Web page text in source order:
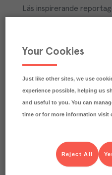
Läs inspirerande
Your Cookies
Just like other sites, we use
experience possible, helping us
and useful to you. You can
time or for more information visit
Reject All